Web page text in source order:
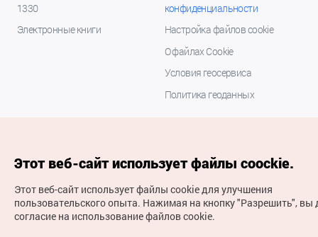
1330
Электронные книги
конфиденциальности
Настройка файлов cookie
О файлах Cookie
Условия геосервиса
Политика геоданных
(с) Национальная организация туризма Кореи Все
Этот веб-сайт использует файлы coockie.
Этот веб-сайт использует файлы cookie для улучшения
пользовательского опыта. Нажимая на кнопку "Разрешить", вы
согласие на использование файлов cookie.